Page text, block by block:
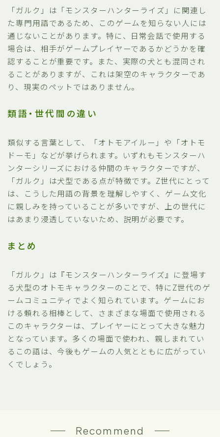
「ガルク」は「モンスターハンターライズ」に関連し
た専門用語であるため、このゲームを知らない人には
通じないことがあります。特に、日常会話で使用する
場合は、相手がゲームプレイヤーであるかどうかを確
認することが重要です。また、実際の犬とも混同され
ることがありますが、これは架空のキャラクターであ
り、現実のペットではありません。
類語・世代間の違い
類似する言葉として、「オトモアイルー」や「オトモ
ドーモ」などが挙げられます。いずれもモンスターハ
ンターシリーズにおける仲間のキャラクターですが、
「ガルク」は犬型である点が特徴です。Z世代にとって
は、こうした用語の背景を理解しやすく、ゲーム文化
に親しみを持っていることが多いですが、上の世代に
はあまり浸透していないため、説明が必要です。
まとめ
「ガルク」は『モンスターハンターライズ』に登場す
る犬型のオトモキャラクターのことで、特にZ世代のゲ
ームコミュニティでよく知られています。ゲームにお
ける頼れる相棒として、さまざまな場面で使用される
このキャラクターは、プレイヤーにとって大きな魅力
となっています。多くの場面で使われ、親しまれてい
るこの語は、今後もゲームの人気とともに広がってい
くでしょう。
Recommend